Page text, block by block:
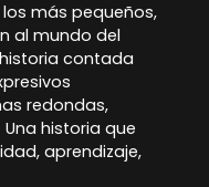
más pequeños,
al mundo del
contada
redondas,
historia que
aprendizaje,